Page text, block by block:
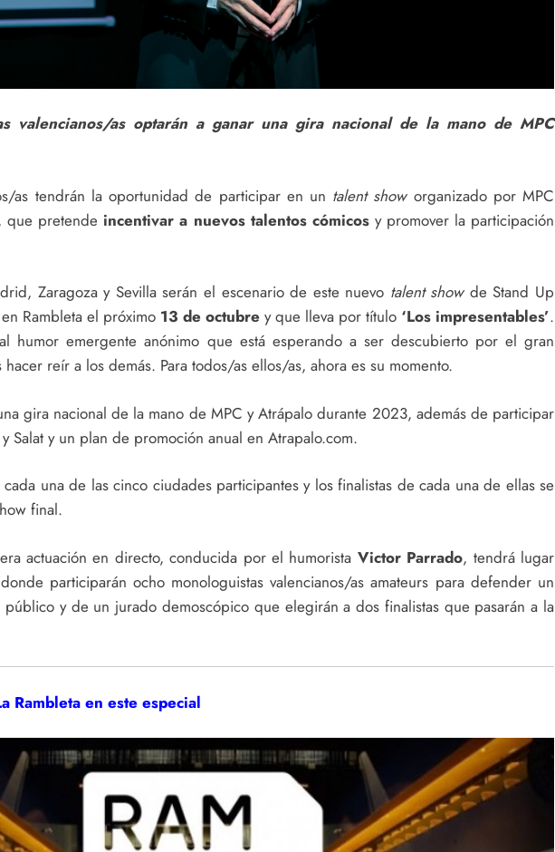
valencianos/as optarán a ganar una gira nacional de la mano de MPC
as tendrán la oportunidad de participar en un talent showorganizado por MPC
que pretende incentivar a nuevos talentos cómicosy promover la participación
Zaragoza y Sevilla serán el escenario de este nuevo talent showde Stand Up
Rambleta el próximo 13 de octubre y que lleva por título ‘Los impresentables’.
humor emergente anónimo que está esperando a ser descubierto por el gran
reír a los demás. Para todos/as ellos/as, ahora es su momento.
gira nacional de la mano de MPC y Atrápalo durante 2023, además de participar
Salat y un plan de promoción anual en Atrapalo.com.
una de las cinco ciudades participantes y los finalistas de cada una de ellas se
final.
actuación en directo, conducida por el humorista Victor Parrado, tendrá lugar
participarán ocho monologuistas valencianos/as amateurs para defender un
y de un jurado demoscópico que elegirán a dos finalistas que pasarán a la
Rambleta en este especial